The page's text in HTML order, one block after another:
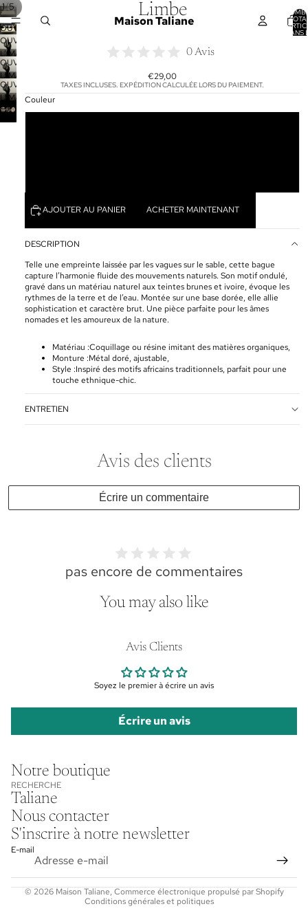
Maison Taliane
DANS
1/5
OUVRIR
L’IMAGE
EN
PLEIN
ÉCRAN
OUVRIR
L’IMAGE
EN
PLEIN
ÉCRAN
OUVRIR
L’IMAGE
EN
PLEIN
ÉCRAN
OUVRIR
L’IMAGE
EN
PLEIN
OUVRIR
L’IMAGE
Limbe
0 Avis
€29,00
TAXES INCLUSES. EXPÉDITION CALCULÉE LORS DU PAIEMENT.
Couleur
AJOUTER AU PANIER ACHETER MAINTENANT
DESCRIPTION
Telle une empreinte laissée par les vagues sur le sable, cette bague
capture l’harmonie fluide des mouvements naturels. Son motif ondulé,
gravé dans un matériau naturel aux teintes brunes et ivoire, évoque les
rythmes de la terre et de l’eau. Montée sur une base dorée, elle allie
sophistication et caractère brut. Une pièce parfaite pour les âmes
nomades et les amoureux de la nature.
Matériau :Coquillage ou résine imitant des matières organiques,
Monture :Métal doré, ajustable,
Style :Inspiré des motifs africains traditionnels, parfait pour une
touche ethnique-chic.
ENTRETIEN
Avis des clients
Écrire un commentaire
pas encore de commentaires
You may also like
Avis Clients
Soyez le premier à écrire un avis
Écrire un avis
Notre boutique
RECHERCHE
Taliane
Nous contacter
S'inscrire à notre newsletter
E-mail
© 2026 Maison Taliane, Commerce électronique propulsé par Shopify
Conditions générales et politiques
Politique de confidentialité
Conditions d’utilisation
Politique de remboursement
Mentions légales
Politique d’expédition
Conditions générales de vente
Coordonnées